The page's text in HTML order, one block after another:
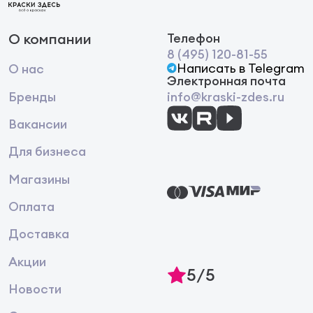
О компании
О нас
Бренды
Вакансии
Для бизнеса
Магазины
Оплата
Доставка
Акции
Новости
Телефон
8 (495) 120-81-55
Написать в Telegram
Электронная почта
info@kraski-zdes.ru
5/5